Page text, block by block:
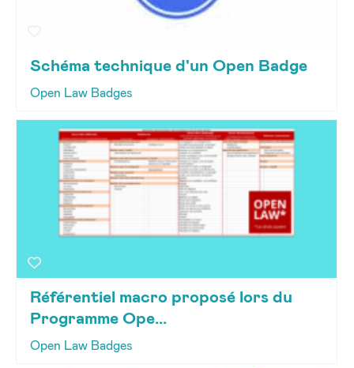
Schéma technique d'un Open Badge
Open Law Badges
Référentiel macro proposé lors du
Programme Ope...
Open Law Badges